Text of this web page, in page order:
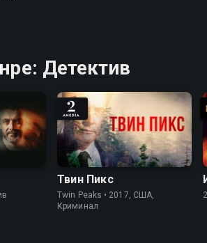
Детектив
Твин Пикс
Twin Peaks • 2017, США,
Криминал